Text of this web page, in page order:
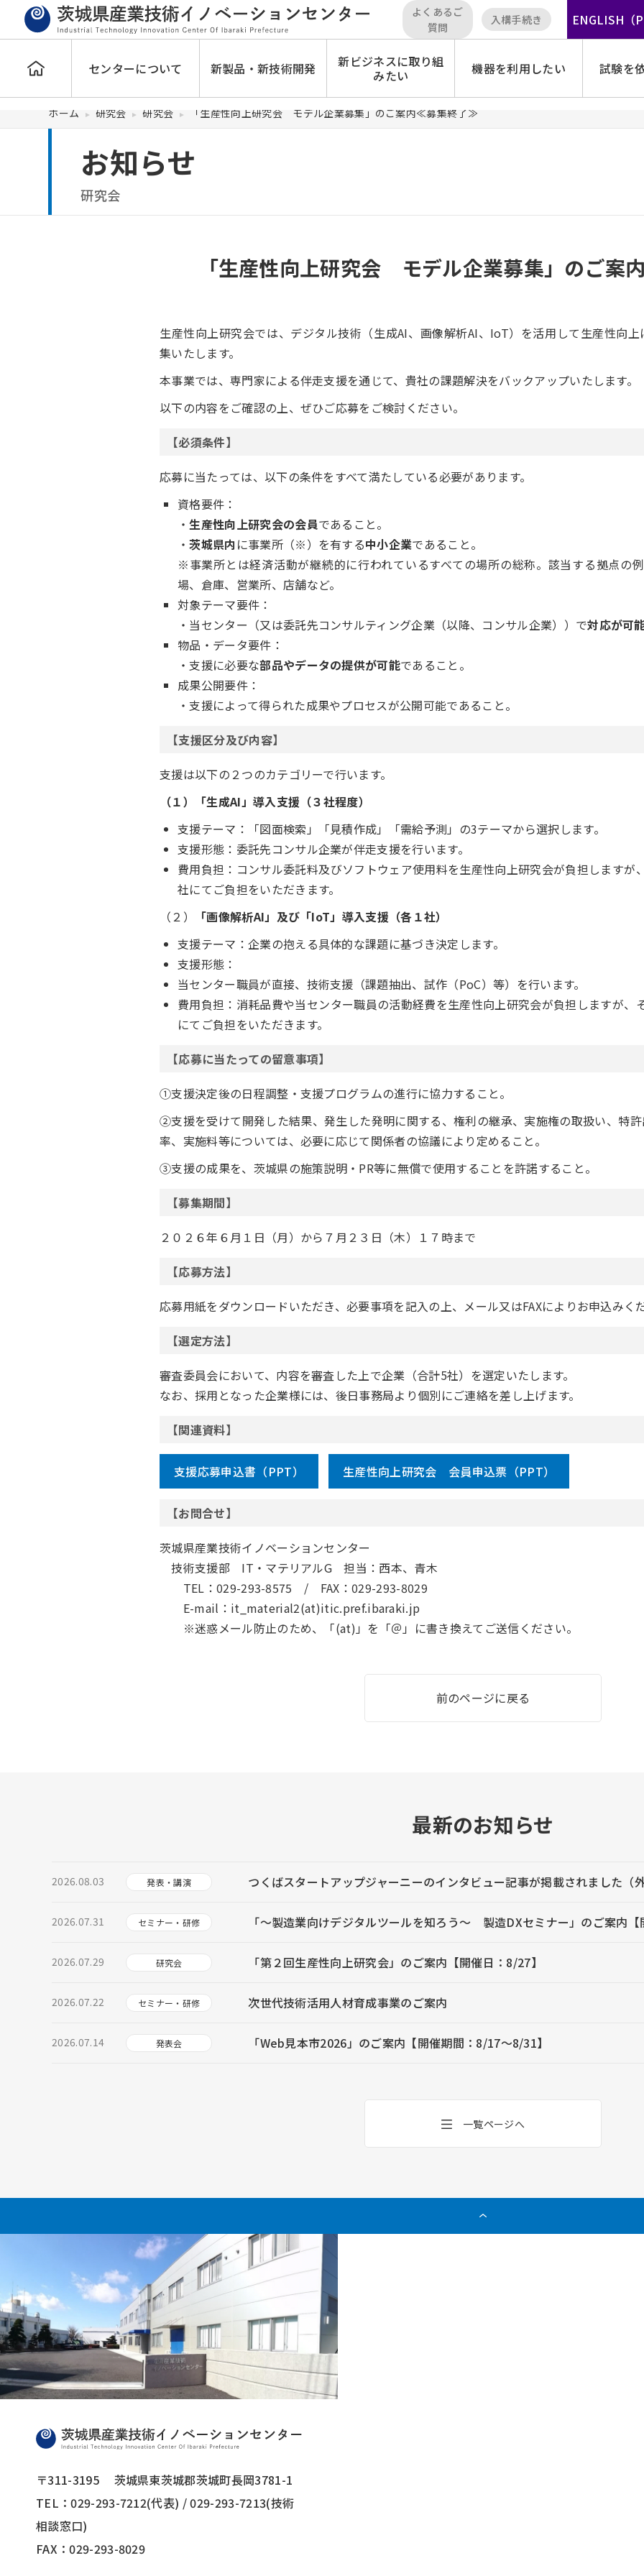
よくあるご
質問
入構手続き ENGLISH（
センターについて 新製品・新技術開発
新ビジネスに取り組
みたい
機器を利用したい 試験を
ホーム 研究会 研究会 「生産性向上研究会 モデル企業募集」のご案内≪募集終了≫
お知らせ
研究会
「生産性向上研究会 モデル企業募集」のご
生産性向上研究会では、デジタル技術（生成AI、画像解析AI、IoT）を活用して生産性向
集いたします。
本事業では、専門家による伴走支援を通じて、貴社の課題解決をバックアップいたします。
以下の内容をご確認の上、ぜひご応募をご検討ください。
【必須条件】
応募に当たっては、以下の条件をすべて満たしている必要があります。
資格要件：
・生産性向上研究会の会員であること。
・茨城県内 に事業所（※）を有する中小企業であること。
※事業所とは経済活動が継続的に行われているすべての場所の総称。該当する拠点の
場、倉庫、営業所、店舗など。
対象テーマ要件：
・当センター（又は委託先コンサルティング企業（以降、コンサル企業））で対応が可
物品・データ要件：
・支援に必要な部品やデータの提供が可能であること。
成果公開要件：
・支援によって得られた成果やプロセスが公開可能であること。
【支援区分及び内容】
支援は以下の２つのカテゴリーで行います。
（１）「生成AI」導入支援（３社程度）
支援テーマ：「図面検索」「見積作成」「需給予測」の3テーマから選択します。
支援形態：委託先コンサル企業が伴走支援を行います。
費用負担：コンサル委託料及びソフトウェア使用料を生産性向上研究会が負担しますが
社にてご負担をいただきます。
（２）
「画像解析AI」及び「IoT」導入支援（各１社）
支援テーマ：企業の抱える具体的な課題に基づき決定します。
支援形態：
当センター職員が直接、技術支援（課題抽出、試作（PoC）等）を行います。
費用負担：消耗品費や当センター職員の活動経費を生産性向上研究会が負担しますが、
にてご負担をいただきます。
【応募に当たっての留意事項】
①支援決定後の日程調整・支援プログラムの進行に協力すること。
②支援を受けて開発した結果、発生した発明に関する、権利の継承、実施権の取扱い、特
率、実施料等については、必要に応じて関係者の協議により定めること。
③支援の成果を、茨城県の施策説明・PR等に無償で使用することを許諾すること。
【募集期間】
２０２６年６月１日（月）から７月２３日（木）１７時まで
【応募方法】
応募用紙をダウンロードいただき、必要事項を記入の上、メール又はFAXによりお申込みく
【選定方法】
審査委員会において、内容を審査した上で企業（合計5社）を選定いたします。
なお、採用となった企業様には、後日事務局より個別にご連絡を差し上げます。
【関連資料】
支援応募申込書（PPT） 生産性向上研究会 会員申込票（PPT）
【お問合せ】
茨城県産業技術イノベーションセンター
〇技術支援部 IT・マテリアルG 担当：西本、青木
TEL：029-293-8575 / FAX：029-293-8029
E-mail：it_material2(at)itic.pref.ibaraki.jp
※迷惑メール防止のため、「(at)」を「＠」に書き換えてご送信ください。
前のページに戻る
最新のお知らせ
2026.08.03 発表・講演 つくばスタートアップジャーニーのインタビュー記事が掲載されました（
2026.07.31 セミナー・研修 「～製造業向けデジタルツールを知ろう～ 製造DXセミナー」のご案内
2026.07.29 研究会 「第２回生産性向上研究会」のご案内【開催日：8/27】
2026.07.22 セミナー・研修 次世代技術活用人材育成事業のご案内
2026.07.14 発表会 「Web見本市2026」のご案内【開催期間：8/17～8/31】
一覧ページへ
〒311-3195
茨城県東茨城郡茨城町長岡3781-1
TEL：029-293-7212(代表) / 029-293-7213(技術
相談窓口)
FAX：029-293-8029